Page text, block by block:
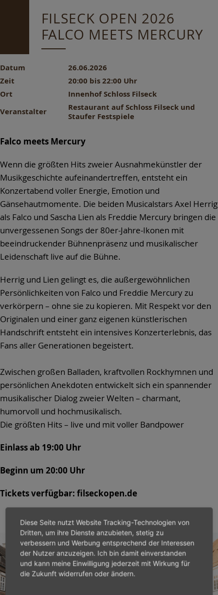
FILSECK OPEN 2026
FALCO MEETS MERCURY
Datum
26.06.2026
Zeit
20:00 bis 22:00 Uhr
Ort
Innenhof Schloss Filseck
Veranstalter
Restaurant auf Schloss Filseck und
Staufer Festspiele
Falco meets Mercury
Wenn die größten Hits zweier Ausnahmekünstler der
Musikgeschichte aufeinandertreffen, entsteht ein
Konzertabend voller Energie, Emotion und
Gänsehautmomente. Die beiden Musicalstars Axel Herrig
als Falco und Sascha Lien als Freddie Mercury bringen die
unvergessenen Songs der 80er-Jahre-Ikonen mit
beeindruckender Bühnenpräsenz und musikalischer
Leidenschaft live auf die Bühne.
Herrig und Lien gelingt es, die außergewöhnlichen
Persönlichkeiten von Falco und Freddie Mercury zu
verkörpern – ohne sie zu kopieren. Mit Respekt vor den
Originalen und einer ganz eigenen künstlerischen
Handschrift entsteht ein intensives Konzerterlebnis, das
Fans aller Generationen begeistert.
Zwischen großen Balladen, kraftvollen Rockhymnen und
persönlichen Anekdoten entwickelt sich ein spannender
musikalischer Dialog zweier Welten – charmant,
humorvoll und hochmusikalisch.
Die größten Hits – live und mit voller Bandpower
Einlass ab 19:00 Uhr
Beginn um 20:00 Uhr
Tickets verfügbar: filseckopen.de
Diese Seite nutzt Website Tracking-Technologien von
Dritten, um ihre Dienste anzubieten, stetig zu
verbessern und Werbung entsprechend der Interessen
der Nutzer anzuzeigen. Ich bin damit einverstanden
und kann meine Einwilligung jederzeit mit Wirkung für
die Zukunft widerrufen oder ändern.